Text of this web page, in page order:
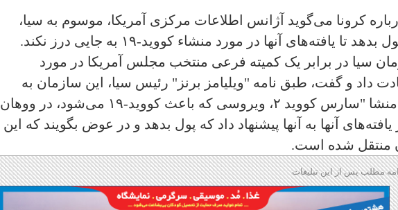
کرونا می‌گوید آژانس اطلاعات مرکزی آمریکا، موسوم به سیا،
یافته‌های آنها در مورد منشاء کووید-۱۹ به جایی درز نکند.
سیا در برابر یک کمیته فرعی منتخب مجلس آمریکا در مورد
داد و گفت، طبق نامه "ویلیامز برنز" رئیس سیا، این سازمان به
تحلیلگرانی که متوجه شدند منشا "سارس کووید ۲، ویروسی که باعث کووید-۱۹ می‌شود، در ووهان
آنها به آنها پیشنهاد داد که پول بدهد و در عوض بگویند که این
منتقل شده است.
مطلب پس از این تبلیغات